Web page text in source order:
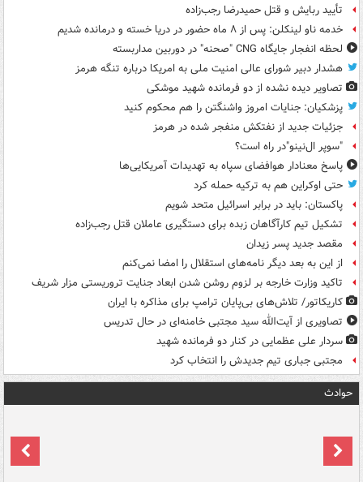
تأیید ربایش و قتل حمیدرضا رجب‌زاده
خدمه ناو لینکلن: پس از ۸ ماه حضور در دریا خسته و درمانده‌ شدیم
لحظه انفجار جایگاه CNG "صحنه" در دوربین مداربسته
هشدار دبیر شورای عالی امنیت ملی به امریکا درباره تنگه هرمز
تصاویر دیده‌ نشده از دو فرمانده شهید موشکی
پزشکیان: جنایات امروز واشنگتن را هم محکوم کنید
جزئیات جدید از نفتکش منفجر شده در هرمز
"سوپر ال‌نینو"در راه است؟
پاسخ معنادار هوافضای سپاه به تهدیدات آمریکایی‌ها
حتی اوکراین هم به ترکیه حمله کرد
پاکستان: باید در برابر اسرائیل متحد شویم
تشکیل تیم کارآگاهان زبده برای دستگیری عاملان قتل رجب‌زاده
مقصد جدید پسر زیدان
از این به بعد دیگر نامه‌های استقلال را امضا نمی‌کنم
تاکید وزارت خارجه بر لزوم روشن شدن ابعاد جنایت تروریستی مزار شریف
کاریکاتور/ تلاش‌های بی‌پایان ترامپ برای مذاکره با ایران
تصاویری از آیت‌الله سید مجتبی خامنه‌ای در حال تدریس
سردار علی عظمایی در کنار دو فرمانده شهید
مجتبی جباری تیم جدیدش را انتخاب کرد
حوادث